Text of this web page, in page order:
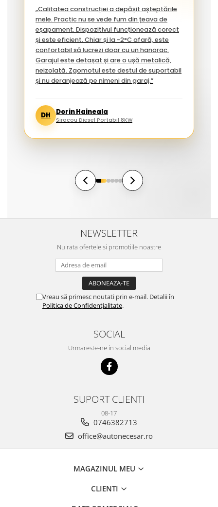
„Calitatea construcției a depășit așteptările
mele. Practic nu se vede fum din țeava de
eșapament. Dispozitivul funcționează corect
și este eficient. Chiar și la -2°C afară, este
confortabil să lucrezi doar cu un hanorac.
Garajul este detașat și are o ușă metalică,
neizolată. Zgomotul este destul de suportabil
și nu deranjează pe nimeni din garaj.”
DH Dorin Haineala
Sirocou Diesel Portabil 8KW
NEWSLETTER
Nu rata ofertele si promotiile noastre
Vreau să primesc noutati prin e-mail. Detalii în
Politica de Confidențialitate.
SOCIAL
Urmareste-ne in social media
SUPORT CLIENTI
08-17
0746382713
office@autonecesar.ro
MAGAZINUL MEU
CLIENTI